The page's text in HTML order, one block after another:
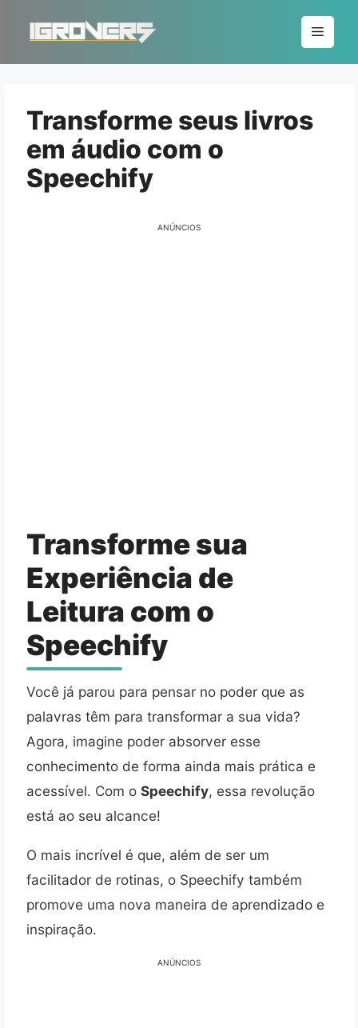
conteúdo
Menu
Transforme seus livros
em áudio com o
Speechify
ANÚNCIOS
Transforme sua
Experiência de
Leitura com o
Speechify
Você já parou para pensar no poder que as
palavras têm para transformar a sua vida?
Agora, imagine poder absorver esse
conhecimento de forma ainda mais prática e
acessível. Com o Speechify, essa revolução
está ao seu alcance!
O mais incrível é que, além de ser um
facilitador de rotinas, o Speechify também
promove uma nova maneira de aprendizado e
inspiração.
ANÚNCIOS